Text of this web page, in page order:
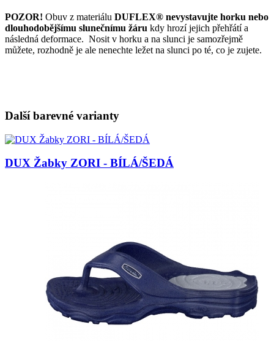
POZOR! Obuv z materiálu DUFLEX® nevystavujte horku nebo
dlouhodobějšímu slunečnímu žáru kdy hrozí jejich přehřátí a
následná deformace. Nosit v horku a na slunci je samozřejmě
můžete, rozhodně je ale nenechte ležet na slunci po té, co je zujete.
Další barevné varianty
DUX Žabky ZORI - BÍLÁ/ŠEDÁ